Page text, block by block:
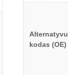
kodas (OE)